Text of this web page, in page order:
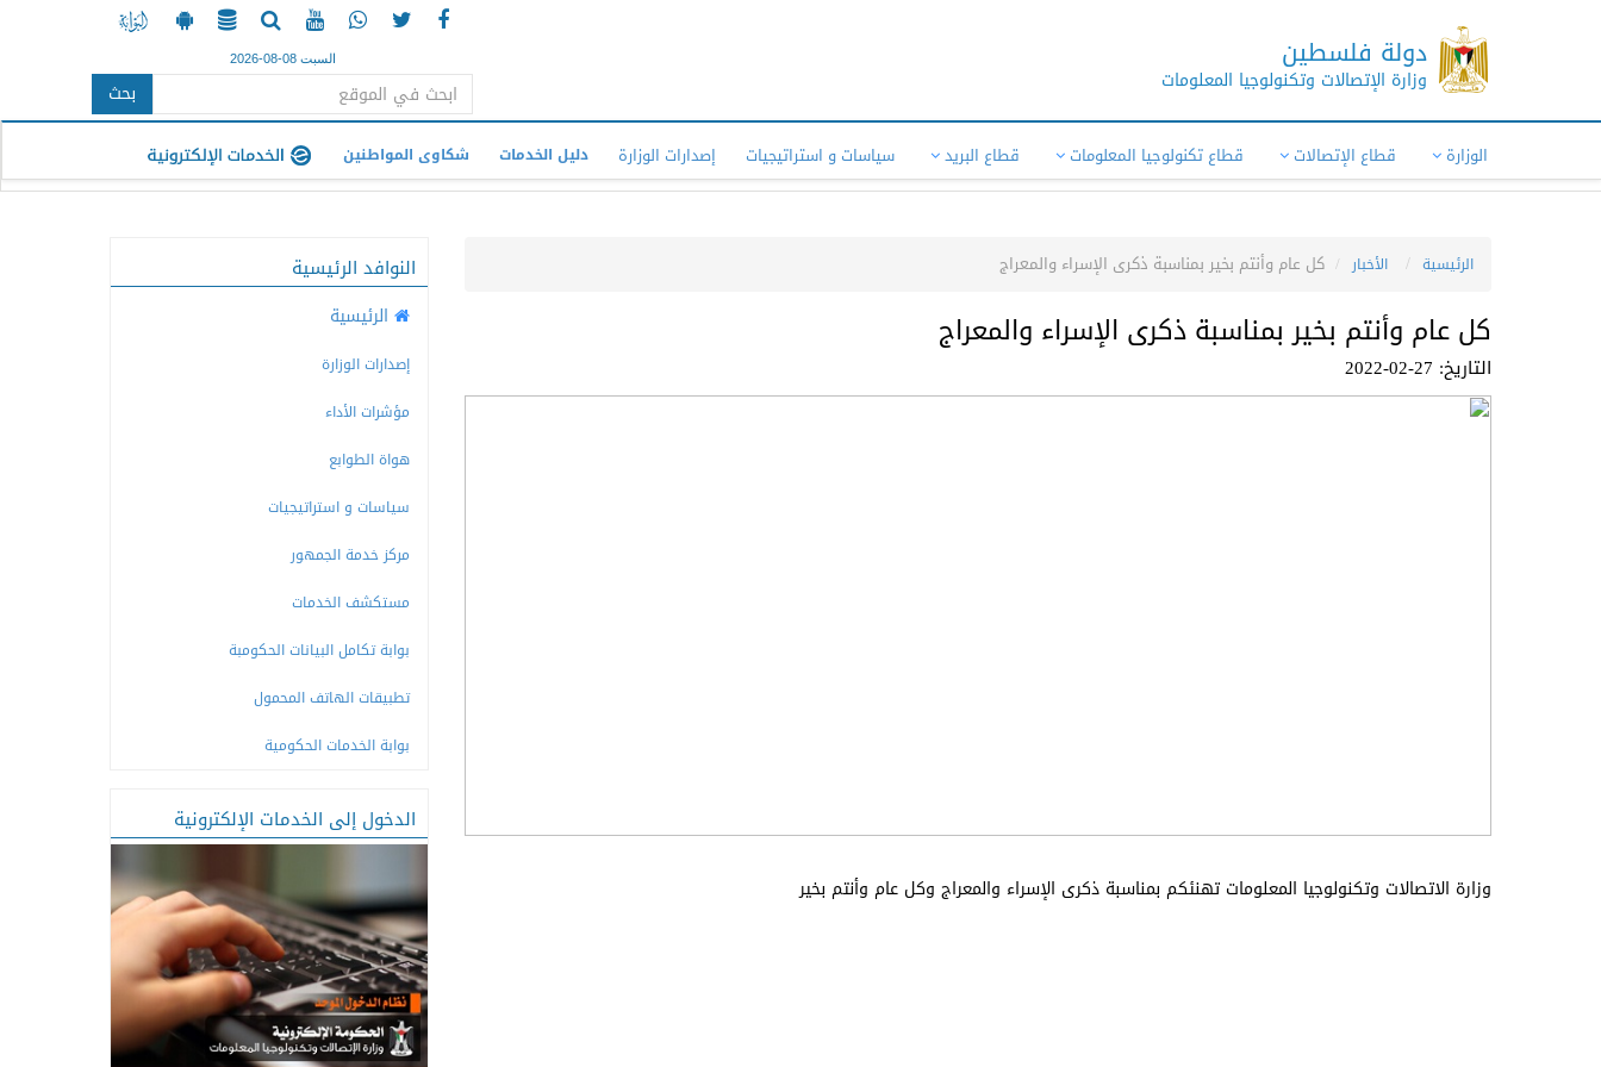
دولة فلسطين
وزارة الإتصالات وتكنولوجيا المعلومات
السبت 08-08-2026
بحث
الوزارة قطاع الإتصالات قطاع تكنولوجيا المعلومات قطاع البريد سياسات و استراتيجيات إصدارات الوزارة دليل الخدمات شكاوى المواطنين
الرئيسية الأخبار كل عام وأنتم بخير بمناسبة ذكرى الإسراء والمعراج
كل عام وأنتم بخير بمناسبة ذكرى الإسراء والمعراج
التاريخ: 27-02-2022
وزارة الاتصالات وتكنولوجيا المعلومات تهنئكم بمناسبة ذكرى الإسراء والمعراج وكل عام وأنتم بخير
النوافد الرئيسية
الرئيسية
إصدارات الوزارة
مؤشرات الأداء
هواة الطوابع
سياسات و استراتيجيات
مركز خدمة الجمهور
مستكشف الخدمات
بوابة تكامل البيانات الحكومبة
تطبيقات الهاتف المحمول
بوابة الخدمات الحكومية
الدخول إلى الخدمات الإلكترونية